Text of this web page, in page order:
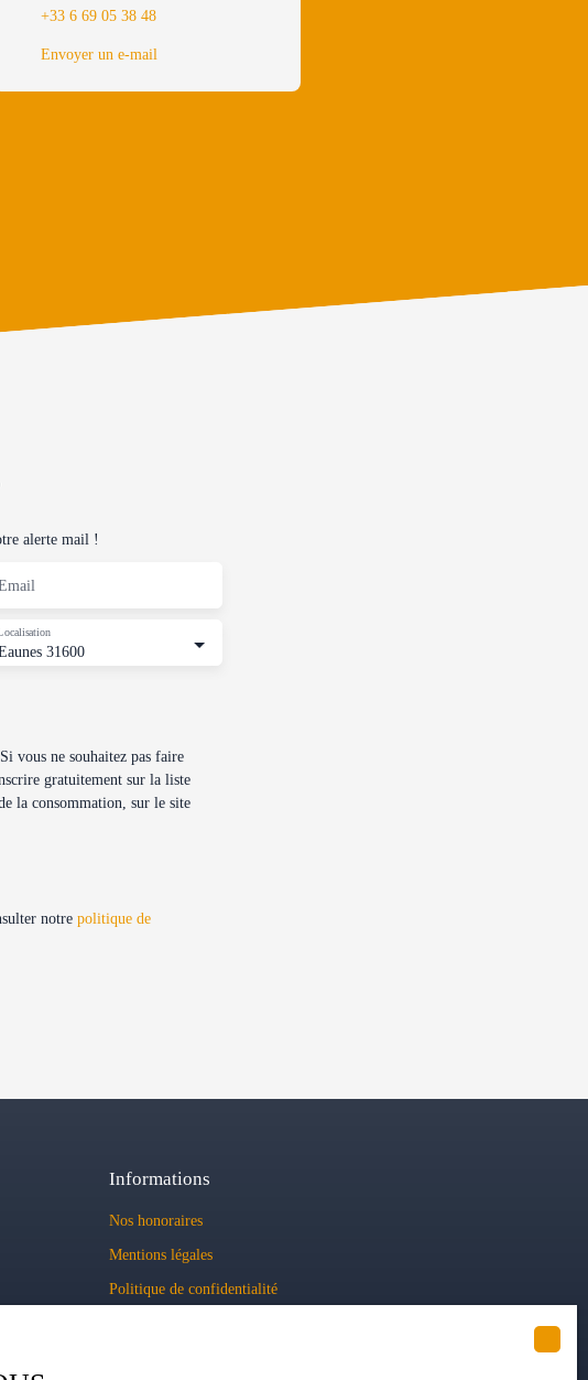
+33 6 69 05 38 48
Envoyer un e-mail
alerte mail !
31600
vous ne souhaitez pas faire
gratuitement sur la liste
la consommation, sur le site
notre politique de
Informations
Nos honoraires
Mentions légales
Politique de confidentialité